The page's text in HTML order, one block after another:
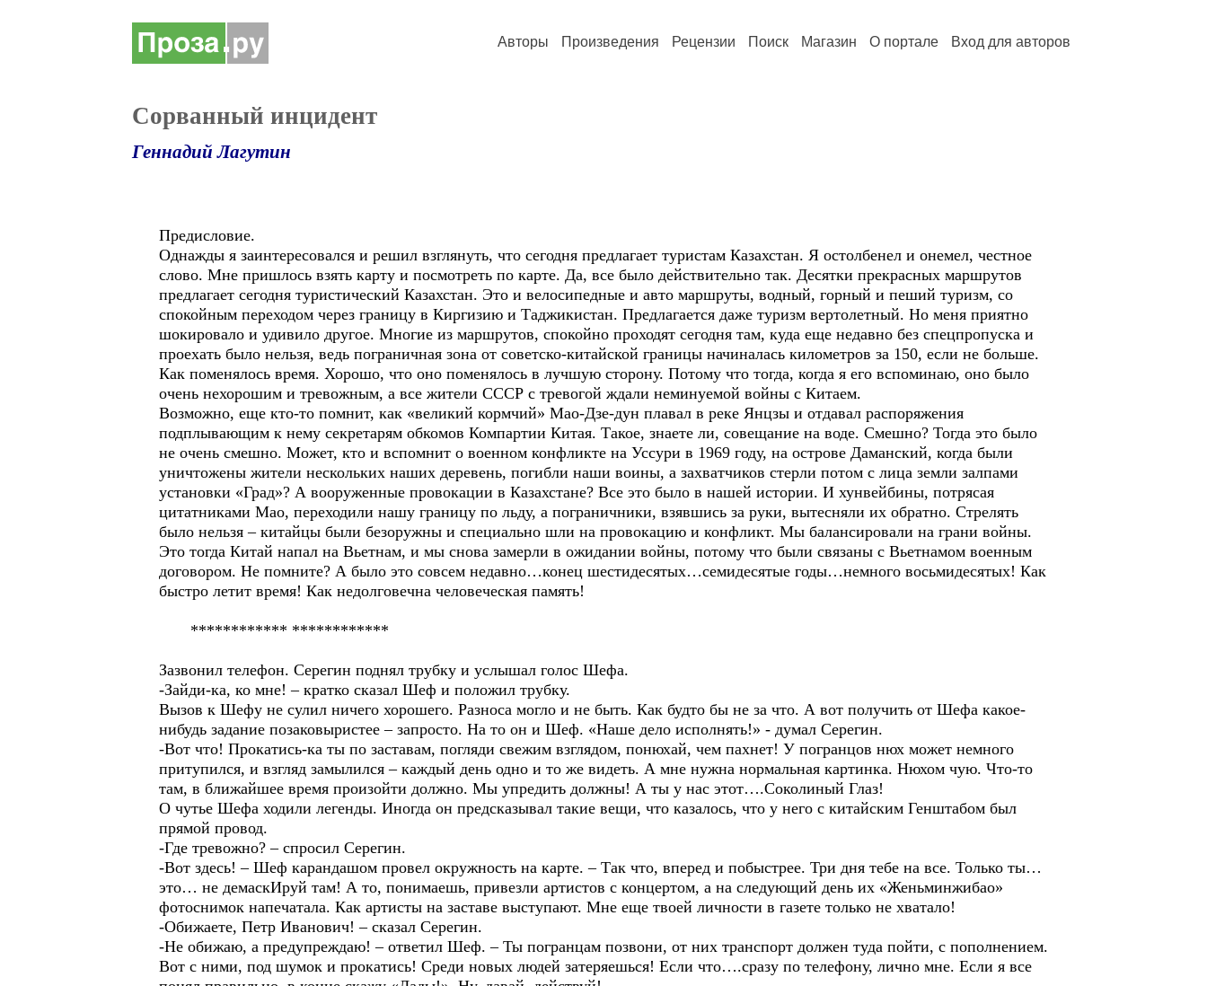
Авторы Произведения Рецензии Поиск Магазин О портале Вход для авторов
Сорванный инцидент
Геннадий Лагутин
Предисловие.
Однажды я заинтересовался и решил взглянуть, что сегодня предлагает туристам Казахстан. Я остолбенел и онемел, честное
слово. Мне пришлось взять карту и посмотреть по карте. Да, все было действительно так. Десятки прекрасных маршрутов
предлагает сегодня туристический Казахстан. Это и велосипедные и авто маршруты, водный, горный и пеший туризм, со
спокойным переходом через границу в Киргизию и Таджикистан. Предлагается даже туризм вертолетный. Но меня приятно
шокировало и удивило другое. Многие из маршрутов, спокойно проходят сегодня там, куда еще недавно без спецпропуска и
проехать было нельзя, ведь пограничная зона от советско-китайской границы начиналась километров за 150, если не больше.
Как поменялось время. Хорошо, что оно поменялось в лучшую сторону. Потому что тогда, когда я его вспоминаю, оно было
очень нехорошим и тревожным, а все жители СССР с тревогой ждали неминуемой войны с Китаем.
Возможно, еще кто-то помнит, как «великий кормчий» Мао-Дзе-дун плавал в реке Янцзы и отдавал распоряжения
подплывающим к нему секретарям обкомов Компартии Китая. Такое, знаете ли, совещание на воде. Смешно? Тогда это было
не очень смешно. Может, кто и вспомнит о военном конфликте на Уссури в 1969 году, на острове Даманский, когда были
уничтожены жители нескольких наших деревень, погибли наши воины, а захватчиков стерли потом с лица земли залпами
установки «Град»? А вооруженные провокации в Казахстане? Все это было в нашей истории. И хунвейбины, потрясая
цитатниками Мао, переходили нашу границу по льду, а пограничники, взявшись за руки, вытесняли их обратно. Стрелять
было нельзя – китайцы были безоружны и специально шли на провокацию и конфликт. Мы балансировали на грани войны.
Это тогда Китай напал на Вьетнам, и мы снова замерли в ожидании войны, потому что были связаны с Вьетнамом военным
договором. Не помните? А было это совсем недавно…конец шестидесятых…семидесятые годы…немного восьмидесятых! Как
быстро летит время! Как недолговечна человеческая память!
************ ************
Зазвонил телефон. Серегин поднял трубку и услышал голос Шефа.
-Зайди-ка, ко мне! – кратко сказал Шеф и положил трубку.
Вызов к Шефу не сулил ничего хорошего. Разноса могло и не быть. Как будто бы не за что. А вот получить от Шефа какое-
нибудь задание позаковыристее – запросто. На то он и Шеф. «Наше дело исполнять!» - думал Серегин.
-Вот что! Прокатись-ка ты по заставам, погляди свежим взглядом, понюхай, чем пахнет! У погранцов нюх может немного
притупился, и взгляд замылился – каждый день одно и то же видеть. А мне нужна нормальная картинка. Нюхом чую. Что-то
там, в ближайшее время произойти должно. Мы упредить должны! А ты у нас этот….Соколиный Глаз!
О чутье Шефа ходили легенды. Иногда он предсказывал такие вещи, что казалось, что у него с китайским Генштабом был
прямой провод.
-Где тревожно? – спросил Серегин.
-Вот здесь! – Шеф карандашом провел окружность на карте. – Так что, вперед и побыстрее. Три дня тебе на все. Только ты…
это… не демаскИруй там! А то, понимаешь, привезли артистов с концертом, а на следующий день их «Женьминжибао»
фотоснимок напечатала. Как артисты на заставе выступают. Мне еще твоей личности в газете только не хватало!
-Обижаете, Петр Иванович! – сказал Серегин.
-Не обижаю, а предупреждаю! – ответил Шеф. – Ты погранцам позвони, от них транспорт должен туда пойти, с пополнением.
Вот с ними, под шумок и прокатись! Среди новых людей затеряешься! Если что….сразу по телефону, лично мне. Если я все